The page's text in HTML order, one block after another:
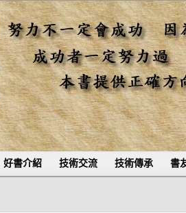
好書介紹 技術交流 技術傳承 書